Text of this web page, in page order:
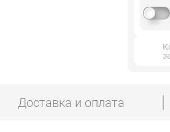
Доставка и оплата